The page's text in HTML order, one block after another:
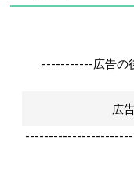
-----------広告の
広